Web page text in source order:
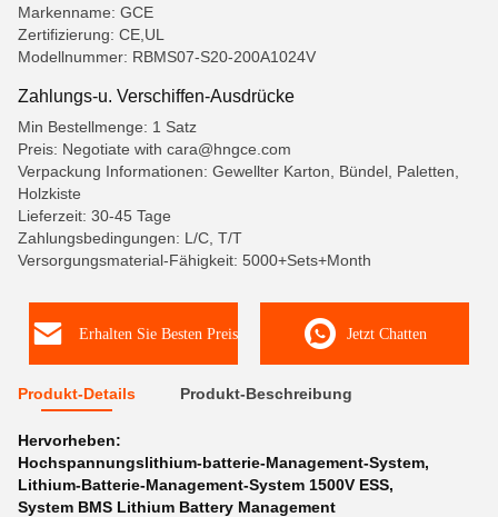
Markenname: GCE
Zertifizierung: CE,UL
Modellnummer: RBMS07-S20-200A1024V
Zahlungs-u. Verschiffen-Ausdrücke
Min Bestellmenge: 1 Satz
Preis: Negotiate with cara@hngce.com
Verpackung Informationen: Gewellter Karton, Bündel, Paletten,
Holzkiste
Lieferzeit: 30-45 Tage
Zahlungsbedingungen: L/C, T/T
Versorgungsmaterial-Fähigkeit: 5000+Sets+Month
Erhalten Sie Besten Preis Jetzt Chatten
Produkt-Details Produkt-Beschreibung
Hervorheben:
Hochspannungslithium-batterie-Management-System,
Lithium-Batterie-Management-System 1500V ESS,
System BMS Lithium Battery Management